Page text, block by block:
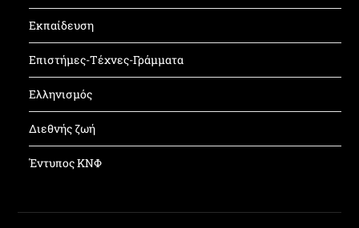
Εκπαίδευση
Επιστήμες-Τέχνες-Γράμματα
Ελληνισμός
Διεθνής ζωή
Έντυπος ΚΝΦ